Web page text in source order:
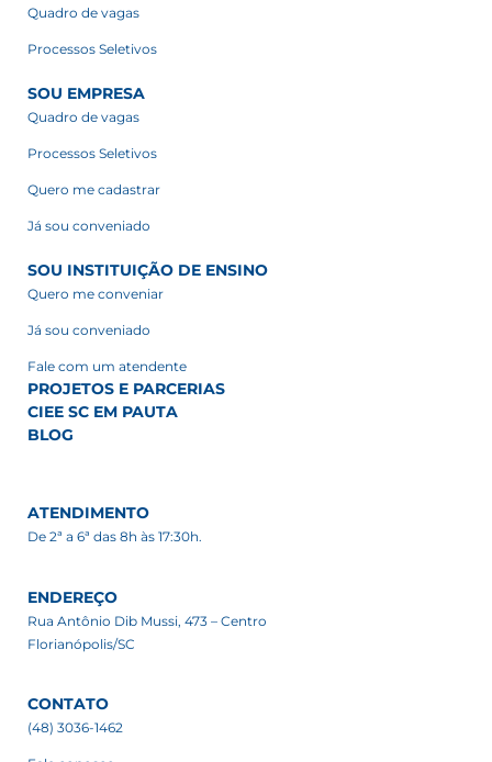
Quadro de vagas
Processos Seletivos
SOU EMPRESA
Quadro de vagas
Processos Seletivos
Quero me cadastrar
Já sou conveniado
SOU INSTITUIÇÃO DE ENSINO
Quero me conveniar
Já sou conveniado
Fale com um atendente
PROJETOS E PARCERIAS
CIEE SC EM PAUTA
BLOG
ATENDIMENTO
De 2ª a 6ª das 8h às 17:30h.
ENDEREÇO
Rua Antônio Dib Mussi, 473 – Centro
Florianópolis/SC
CONTATO
(48) 3036-1462